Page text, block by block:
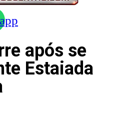
após se
Estaiada